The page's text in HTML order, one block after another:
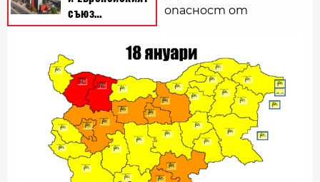
опасност от